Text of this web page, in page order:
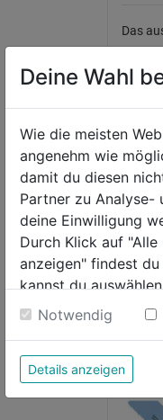
Das
wird
Deine Wahl
Wie die meisten
angenehm wie
damit du diesen
Partner zu Analyse-
deine Einwilligung
Durch Klick auf
anzeigen" findest
kannst du
Weitere
Notwendig
Details anzeigen